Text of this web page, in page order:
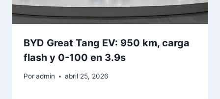
BYD Great Tang EV: 950 km, carga
flash y 0-100 en 3.9s
Poradmin abril 25, 2026